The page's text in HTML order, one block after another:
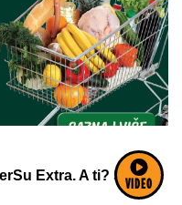
VIDEO
sada po specijalnoj